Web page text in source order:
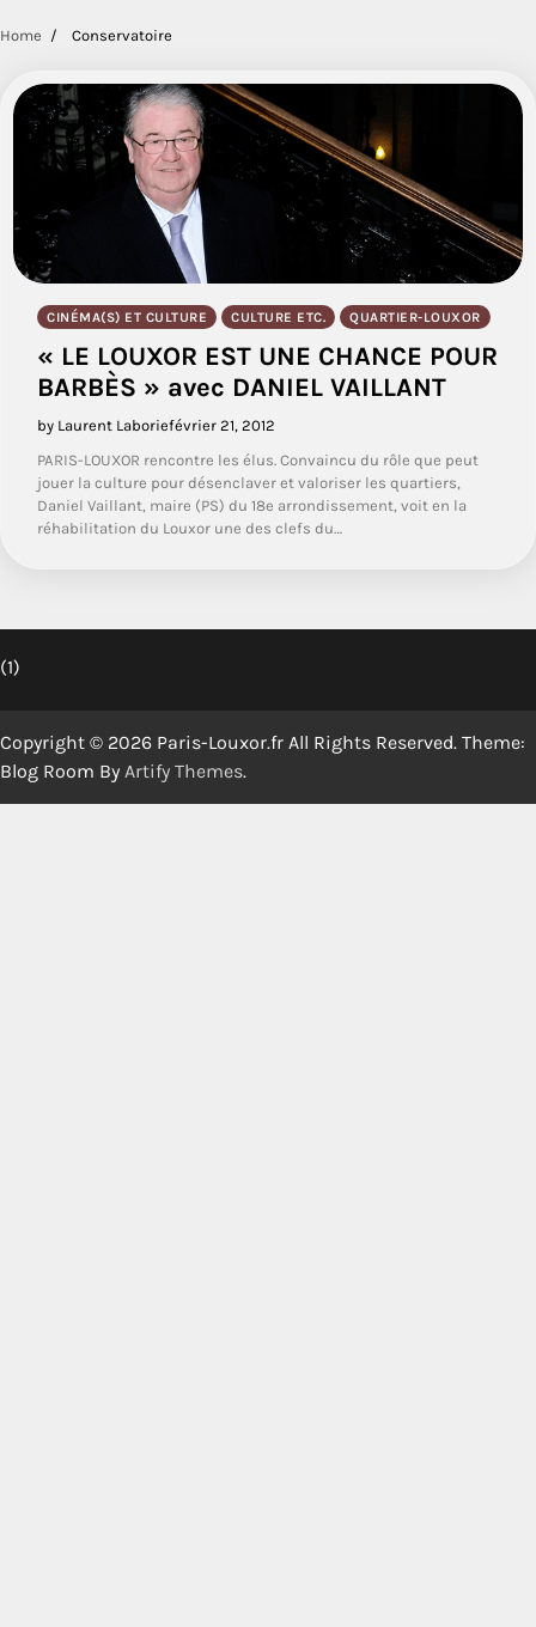
Home Conservatoire
CINÉMA(S) ET CULTURE CULTURE ETC. QUARTIER-LOUXOR
« LE LOUXOR EST UNE CHANCE POUR
BARBÈS » avec DANIEL VAILLANT
by Laurent Laboriefévrier 21, 2012
PARIS-LOUXOR rencontre les élus. Convaincu du rôle que peut
jouer la culture pour désenclaver et valoriser les quartiers,
Daniel Vaillant, maire (PS) du 18e arrondissement, voit en la
réhabilitation du Louxor une des clefs du…
(1)
Copyright © 2026 Paris-Louxor.fr All Rights Reserved. Theme:
Blog Room By Artify Themes.